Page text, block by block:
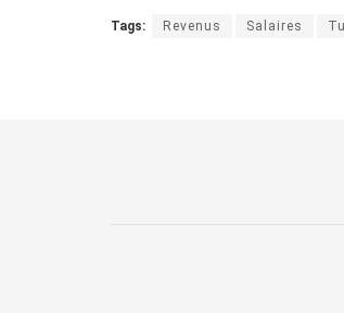
Tags: Revenus Salaires